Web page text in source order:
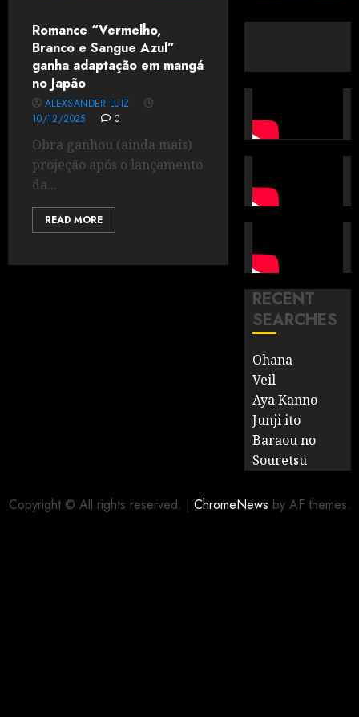
Romance “Vermelho,
Branco e Sangue Azul”
ganha adaptação em mangá
no Japão
ALEXSANDER LUIZ
10/12/2025
0
Obra ganhou (ainda mais)
projeção após o lançamento
da...
READ MORE
RECENT
SEARCHES
Ohana
Veil
Aya Kanno
Junji ito
Baraou no
Souretsu
Copyright © All rights reserved. | ChromeNews by AF themes.